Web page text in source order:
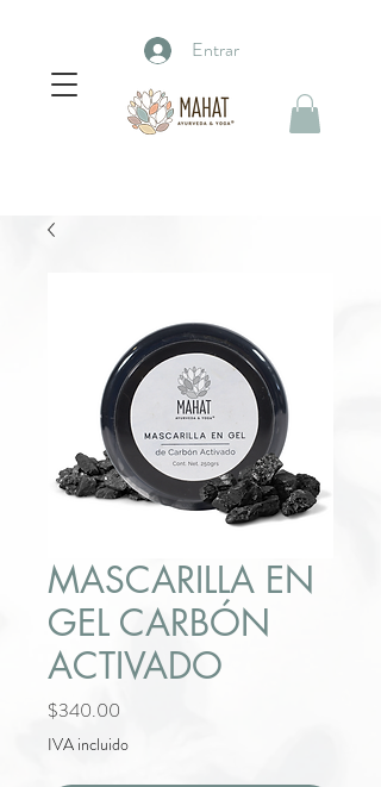
Entrar
MASCARILLA EN
GEL CARBÓN
ACTIVADO
$340.00
IVA incluido